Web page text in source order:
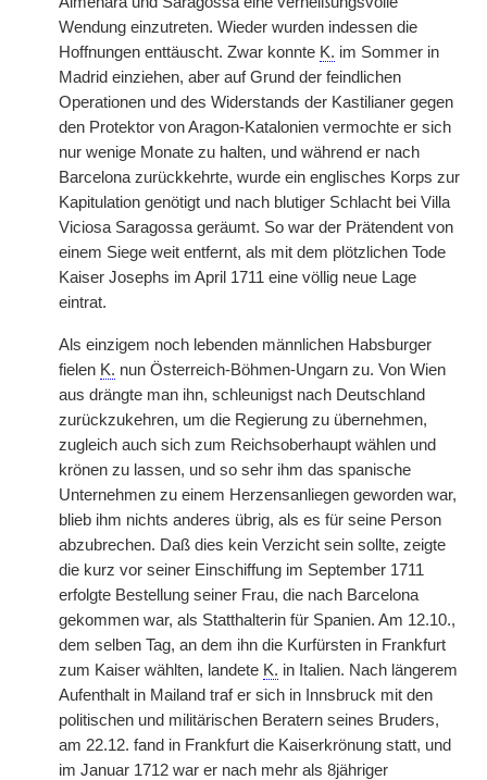
Wendung einzutreten. Wieder wurden indessen die
Hoffnungen enttäuscht. Zwar konnte K. im Sommer in
Madrid einziehen, aber auf Grund der feindlichen
Operationen und des Widerstands der Kastilianer gegen
den Protektor von Aragon-Katalonien vermochte er sich
nur wenige Monate zu halten, und während er nach
Barcelona zurückkehrte, wurde ein englisches Korps zur
Kapitulation genötigt und nach blutiger Schlacht bei Villa
Viciosa Saragossa geräumt. So war der Prätendent von
einem Siege weit entfernt, als mit dem plötzlichen Tode
Kaiser Josephs im April 1711 eine völlig neue Lage
eintrat.
Als einzigem noch lebenden männlichen Habsburger
fielen K. nun Österreich-Böhmen-Ungarn zu. Von Wien
aus drängte man ihn, schleunigst nach Deutschland
zurückzukehren, um die Regierung zu übernehmen,
zugleich auch sich zum Reichsoberhaupt wählen und
krönen zu lassen, und so sehr ihm das spanische
Unternehmen zu einem Herzensanliegen geworden war,
blieb ihm nichts anderes übrig, als es für seine Person
abzubrechen. Daß dies kein Verzicht sein sollte, zeigte
die kurz vor seiner Einschiffung im September 1711
erfolgte Bestellung seiner Frau, die nach Barcelona
gekommen war, als Statthalterin für Spanien. Am 12.10.,
dem selben Tag, an dem ihn die Kurfürsten in Frankfurt
zum Kaiser wählten, landete K. in Italien. Nach längerem
Aufenthalt in Mailand traf er sich in Innsbruck mit den
politischen und militärischen Beratern seines Bruders,
am 22.12. fand in Frankfurt die Kaiserkrönung statt, und
im Januar 1712 war er nach mehr als 8jähriger